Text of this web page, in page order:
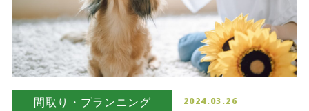
間取り・プランニング 2024.03.26